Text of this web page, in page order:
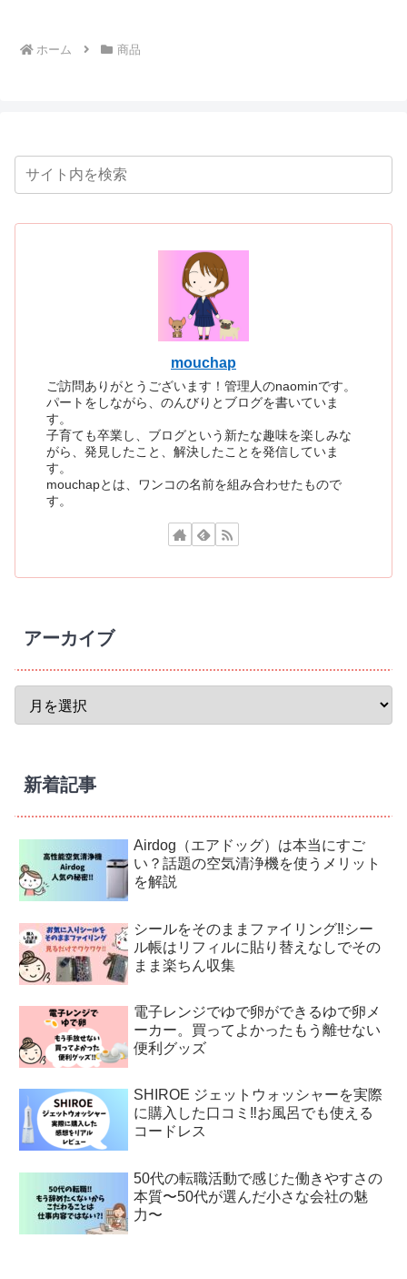
ホーム
商品
mouchap
ご訪問ありがとうございます！管理人のnaominです。
パートをしながら、のんびりとブログを書いていま
す。
子育ても卒業し、ブログという新たな趣味を楽しみな
がら、発見したこと、解決したことを発信していま
す。
mouchapとは、ワンコの名前を組み合わせたもので
す。
アーカイブ
新着記事
Airdog（エアドッグ）は本当にすご
い？話題の空気清浄機を使うメリット
を解説
シールをそのままファイリング‼︎シー
ル帳はリフィルに貼り替えなしでその
まま楽ちん収集
電子レンジでゆで卵ができるゆで卵メ
ーカー。買ってよかったもう離せない
便利グッズ
SHIROE ジェットウォッシャーを実際
に購入した口コミ‼︎お風呂でも使える
コードレス
50代の転職活動で感じた働きやすさの
本質〜50代が選んだ小さな会社の魅
力〜